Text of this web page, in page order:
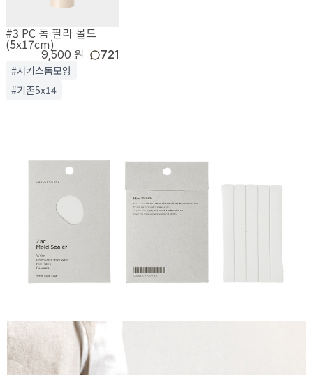
#3 PC 돔 필라 몰드
(5x17cm)
9,500 원 721
#서커스돔모양
#기존5x14